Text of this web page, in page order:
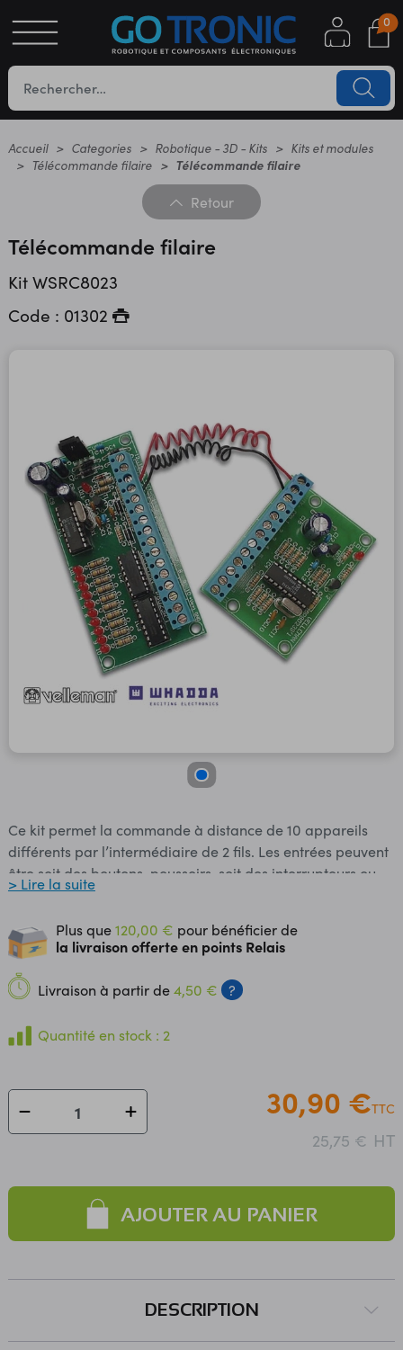
0
Accueil Categories Robotique - 3D - Kits
Kits et modules
Télécommande filaire
Télécommande filaire
Retour
Télécommande filaire
Kit WSRC8023
Code : 01302
Ce kit permet la commande à distance de 10 appareils
différents par l’intermédiaire de 2 fils. Les entrées peuvent
être soit des boutons-poussoirs, soit des interrupteurs ou
relais, soit des entrées à collecteur ouvert. La partie
/100 mA permettant de commander des relais. Toutes les
sorties sont visualisées par une Led. Il peut être connecté à
la carte relais universelle K6714. Caractéristiques: Distance
maxi entre émetteur et récepteur: 50 m. Alimentation à
prévoir: 12 à 15 Vcc/ac. Consommation: 300 mA.
Dimensions: - émetteur : 70 x 50 x 16 mm - récepteur: 103 x
> Lire la suite
Plus que120,00 € pour bénéficier de
la livraison offerte en points Relais
Livraison à partir de4,50 € ?
Quantité en stock : 2
30,90 €TTC
25,75 € HT
AJOUTER AU PANIER
DESCRIPTION